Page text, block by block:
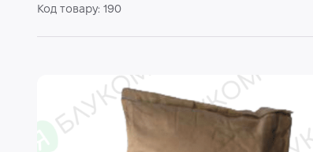
Код товару: 190